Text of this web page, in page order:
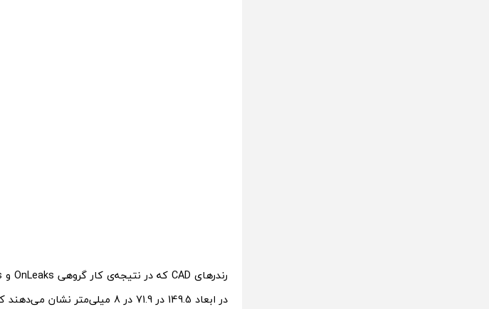
در ابعاد 149.5 در 71.9 در 8 میلی‌متر نشان می‌دهند که در اندازه نمایشگر 5.7 اینچی ساخته شده است.